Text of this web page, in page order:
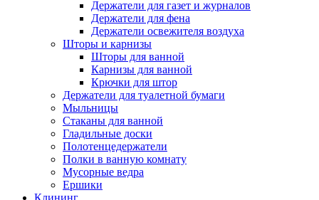
Держатели для газет и журналов
Держатели для фена
Держатели освежителя воздуха
Шторы и карнизы
Шторы для ванной
Карнизы для ванной
Крючки для штор
Держатели для туалетной бумаги
Мыльницы
Стаканы для ванной
Гладильные доски
Полотенцедержатели
Полки в ванную комнату
Мусорные ведра
Ершики
Клининг